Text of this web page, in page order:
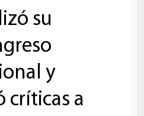
su
y
críticas a